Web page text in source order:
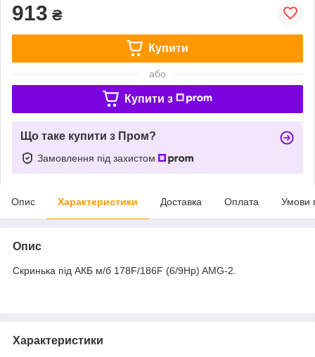
913 ₴
Купити
або
Купити з
Що таке купити з Пром?
Замовлення під захистом
Опис Характеристики Доставка Оплата Умови
Опис
Скринька під АКБ м/б 178F/186F (6/9Hp) AMG-2.
Характеристики